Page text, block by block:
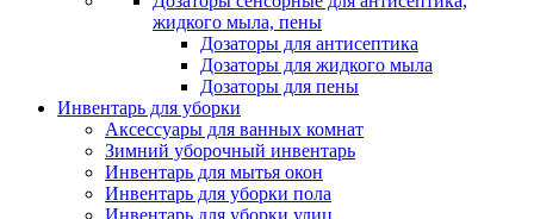
жидкого мыла, пены
Дозаторы для антисептика
Дозаторы для жидкого мыла
Дозаторы для пены
Инвентарь для уборки
Аксессуары для ванных комнат
Зимний уборочный инвентарь
Инвентарь для мытья окон
Инвентарь для уборки пола
Инвентарь для уборки улиц